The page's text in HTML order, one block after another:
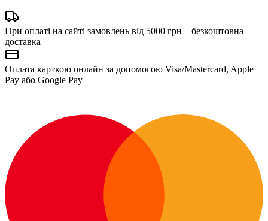
При оплаті на сайті замовлень від 5000 грн – безкоштовна
доставка
Оплата карткою онлайн за допомогою Visa/Mastercard, Apple
Pay або Google Pay